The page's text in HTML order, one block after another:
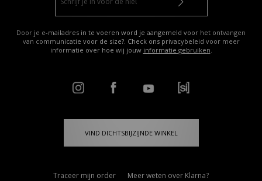
Door je e-mailadres in te voeren word je aangemeld voor het ontvangen
van communicatie voor de size?. Check ons privacybeleid voor meer
informatie over hoe wij jouw informatie gebruiken
VIND DICHTSBIJZIJNDE WINKEL
Traceer mijn order
Meer weten over Klarna?